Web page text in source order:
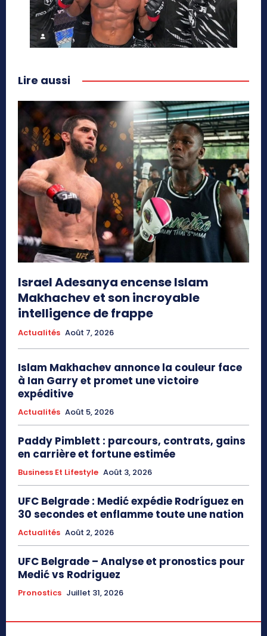
Lire aussi
Israel Adesanya encense Islam
Makhachev et son incroyable
intelligence de frappe
Actualités Août 7, 2026
Islam Makhachev annonce la couleur face
à Ian Garry et promet une victoire
expéditive
Actualités Août 5, 2026
Paddy Pimblett : parcours, contrats, gains
en carrière et fortune estimée
Business Et Lifestyle Août 3, 2026
UFC Belgrade : Medić expédie Rodríguez en
30 secondes et enflamme toute une nation
Actualités Août 2, 2026
UFC Belgrade – Analyse et pronostics pour
Medić vs Rodriguez
Pronostics Juillet 31, 2026